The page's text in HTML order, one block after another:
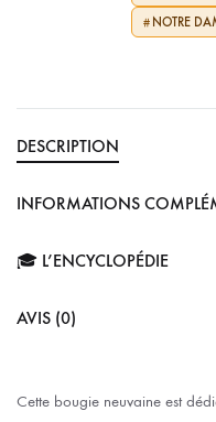
# NOTRE
DESCRIPTION
INFORMATIONS
🎓 L’ENCYCLOPÉDIE
AVIS (0)
Cette bougie neuvaine est